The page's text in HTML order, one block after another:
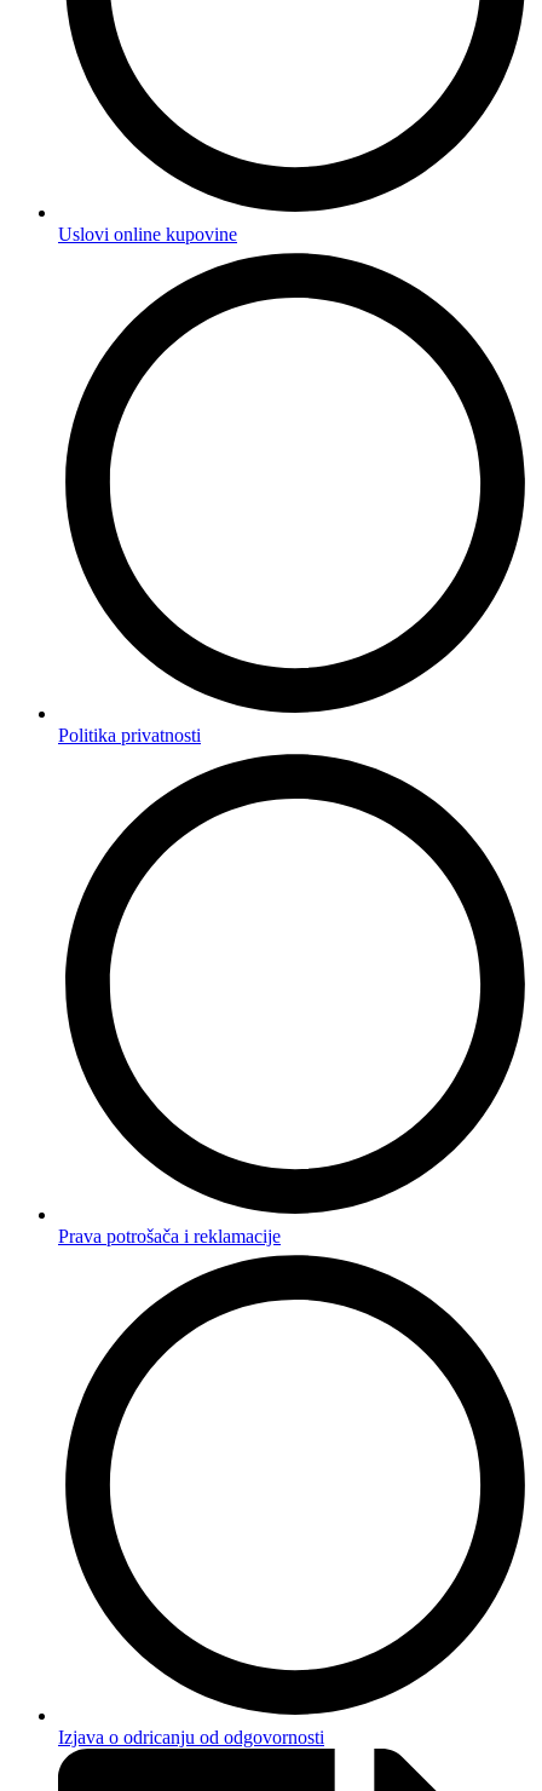
Uslovi online kupovine
Politika privatnosti
Prava potrošača i reklamacije
Izjava o odricanju od odgovornosti